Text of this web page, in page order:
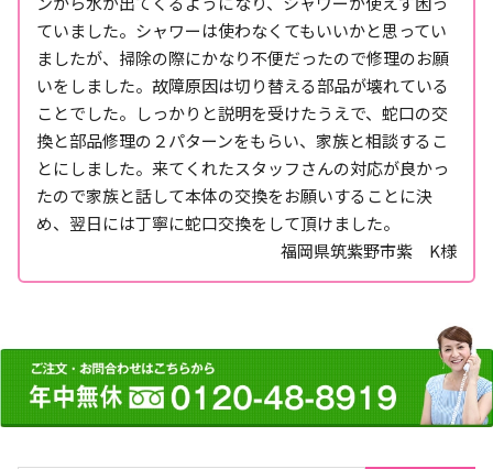
ていました。シャワーは使わなくてもいいかと思ってい
ましたが、掃除の際にかなり不便だったので修理のお願
いをしました。故障原因は切り替える部品が壊れている
ことでした。しっかりと説明を受けたうえで、蛇口の交
換と部品修理の２パターンをもらい、家族と相談するこ
とにしました。来てくれたスタッフさんの対応が良かっ
たので家族と話して本体の交換をお願いすることに決
め、翌日には丁寧に蛇口交換をして頂けました。
福岡県筑紫野市紫 K様